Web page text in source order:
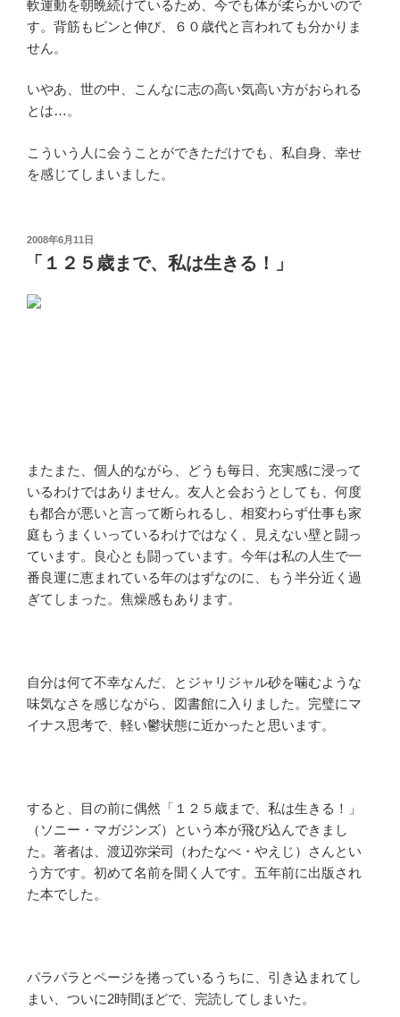
軟運動を朝晩続けているため、今でも体が柔らかいので
す。背筋もピンと伸び、６０歳代と言われても分かりま
せん。
いやあ、世の中、こんなに志の高い気高い方がおられる
とは…。
こういう人に会うことができただけでも、私自身、幸せ
を感じてしまいました。
投
2008年6月11日
「１２５歳まで、私は生きる！」
またまた、個人的ながら、どうも毎日、充実感に浸って
いるわけではありません。友人と会おうとしても、何度
も都合が悪いと言って断られるし、相変わらず仕事も家
庭もうまくいっているわけではなく、見えない壁と闘っ
ています。良心とも闘っています。今年は私の人生で一
番良運に恵まれている年のはずなのに、もう半分近く過
ぎてしまった。焦燥感もあります。
自分は何て不幸なんだ、とジャリジャル砂を噛むような
味気なさを感じながら、図書館に入りました。完璧にマ
イナス思考で、軽い鬱状態に近かったと思います。
すると、目の前に偶然「１２５歳まで、私は生きる！」
（ソニー・マガジンズ）という本が飛び込んできまし
た。著者は、渡辺弥栄司（わたなべ・やえじ）さんとい
う方です。初めて名前を聞く人です。五年前に出版され
た本でした。
パラパラとページを捲っているうちに、引き込まれてし
まい、ついに2時間ほどで、完読してしまいた。